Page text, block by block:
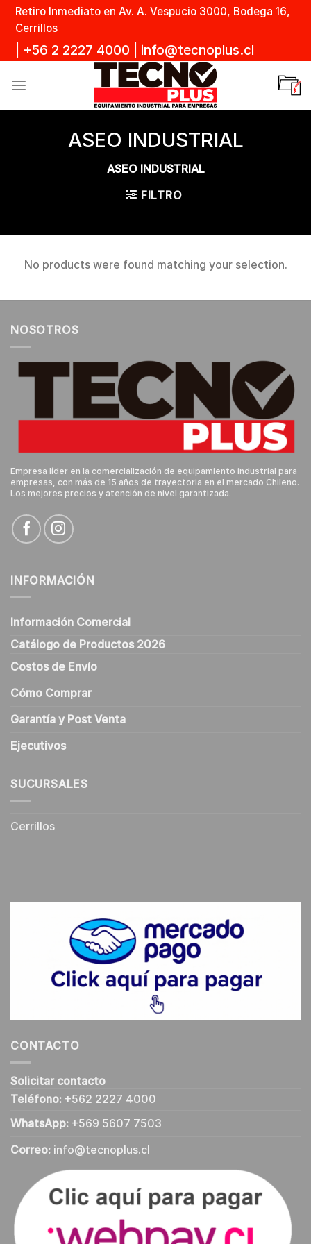
Skip
content
Retiro Inmediato en Av. A. Vespucio 3000, Bodega 16,
Cerrillos
+56 2 2227 4000 info@tecnoplus.cl
ASEO INDUSTRIAL
ASEO INDUSTRIAL
FILTRO
No products were found matching your selection.
NOSOTROS
Empresa líder en la comercialización de equipamiento industrial para
empresas, con más de 15 años de trayectoria en el mercado Chileno.
Los mejores precios y atención de nivel garantizada.
INFORMACIÓN
Información Comercial
Catálogo de Productos 2026
Costos de Envío
Cómo Comprar
Garantía y Post Venta
Ejecutivos
SUCURSALES
Cerrillos
CONTACTO
Solicitar contacto
Teléfono: +562 2227 4000
WhatsApp: +569 5607 7503
Correo: info@tecnoplus.cl